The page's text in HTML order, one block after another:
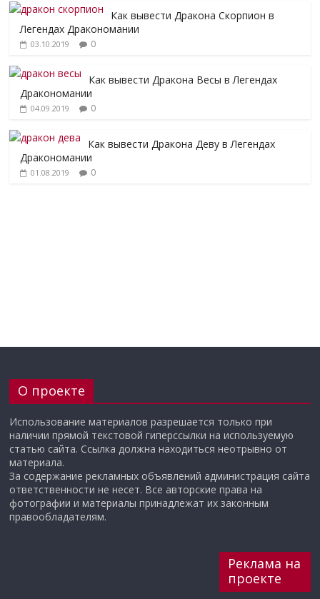
Как вывести Дракона Скорпион в
Легендах Дракономании
03.10.2019 0
Как вывести Дракона Весы в Легендах
Дракономании
04.09.2019 0
Как вывести Дракона Деву в Легендах
Дракономании
01.08.2019 0
О проекте
Использование материалов разрешается только при
наличии прямой текстовой гиперссылки на используемую
статью сайта. Ссылка должна находиться неотрывно от
материала.
За содержание рекламных объявлений администрация сайта
ответственности не несет. Все авторские права на
фотографии и материалы принадлежат их законным
правообладателям.
Реклама на
проекте